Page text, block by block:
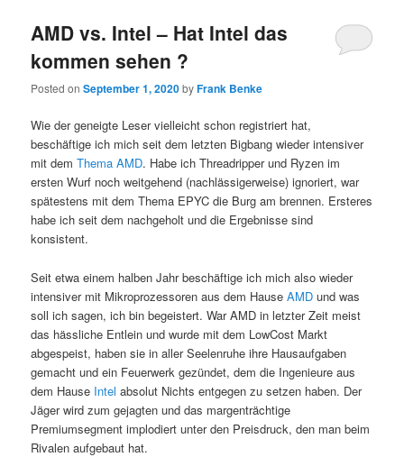
AMD vs. Intel – Hat Intel das
kommen sehen ?
Posted onSeptember 1, 2020byFrank Benke
Wie der geneigte Leser vielleicht schon registriert hat,
beschäftige ich mich seit dem letzten Bigbang wieder intensiver
mit demThema AMD. Habe ich Threadripper und Ryzen im
ersten Wurf noch weitgehend (nachlässigerweise) ignoriert, war
spätestens mit dem Thema EPYC die Burg am brennen. Ersteres
habe ich seit dem nachgeholt und die Ergebnisse sind
konsistent.
Seit etwa einem halben Jahr beschäftige ich mich also wieder
intensiver mit Mikroprozessoren aus dem HauseAMD und was
soll ich sagen, ich bin begeistert. War AMD in letzter Zeit meist
das hässliche Entlein und wurde mit dem LowCost Markt
abgespeist, haben sie in aller Seelenruhe ihre Hausaufgaben
gemacht und ein Feuerwerk gezündet, dem die Ingenieure aus
dem Hause Intel absolut Nichts entgegen zu setzen haben. Der
Jäger wird zum gejagten und das margenträchtige
Premiumsegment implodiert unter den Preisdruck, den man beim
Rivalen aufgebaut hat.